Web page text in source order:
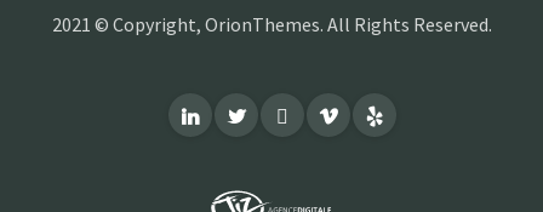
2021 © Copyright, OrionThemes. All Rights Reserved.